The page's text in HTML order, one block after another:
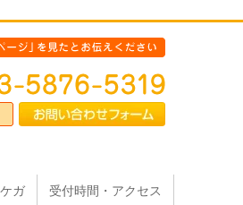
ガ 受付時間・アクセス